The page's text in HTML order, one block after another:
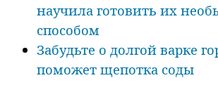
научила готовить их
способом
Забудьте о долгой варке
поможет щепотка соды